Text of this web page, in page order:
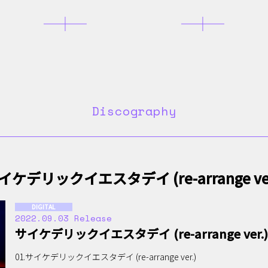
Discography
ケデリックイエスタデイ (re-arrange
DIGITAL
2022.09.03 Release
サイケデリックイエスタデイ (re-arrange ver.)
01.サイケデリックイエスタデイ (re-arrange ver.)